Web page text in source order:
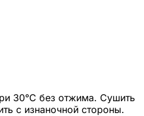
30°C без отжима. Сушить
с изнаночной стороны.